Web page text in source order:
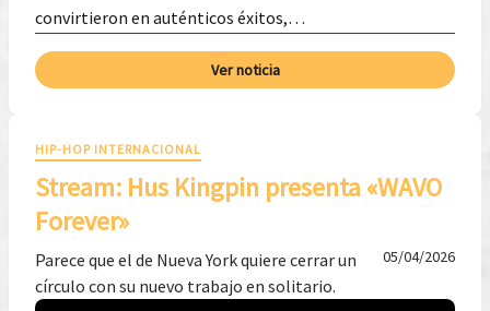
convirtieron en auténticos éxitos,…
Ver noticia
HIP-HOP INTERNACIONAL
Stream: Hus Kingpin presenta «WAVO
Forever»
Parece que el de Nueva York quiere cerrar un
círculo con su nuevo trabajo en solitario.
05/04/2026